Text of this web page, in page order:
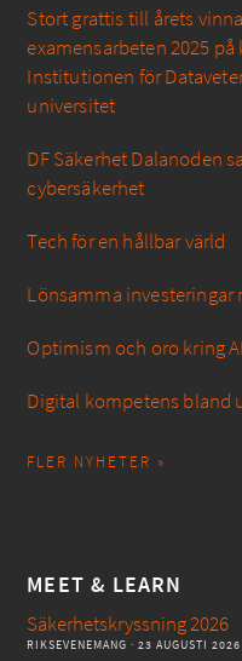
Stort grattis till årets
examensarbeten 2025
Institutionen för
universitet
DF Säkerhet Dalanoden
cybersäkerhet
Tech för en hållbar värld
Lönsamma
Optimism och oro kring AI
Digital kompetens bland
FLER NYHETER »
MEET & LEARN
Säkerhetskryssning 2026
RIKSEVENEMANG · 23 AUGUSTI 2026